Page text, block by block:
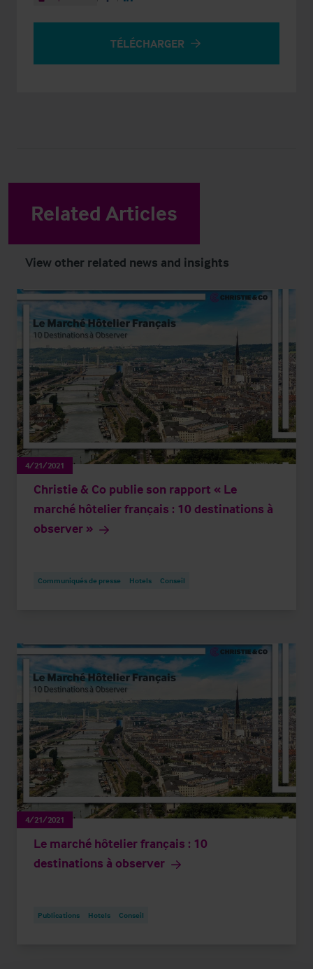
TÉLÉCHARGER
Related Articles
View other related news and insights
4/21/2021
Christie & Co publie son rapport « Le
marché hôtelier français : 10 destinations à
observer »
Communiqués de presse Hotels Conseil
4/21/2021
Le marché hôtelier français : 10
destinations à observer
Publications Hotels Conseil